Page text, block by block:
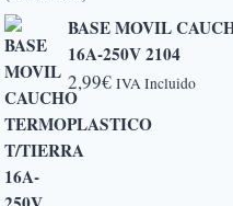
BASE MOVIL
16A-250V 2104
2,99€ IVA Incluido